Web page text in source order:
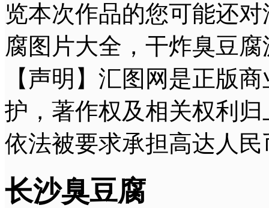
览本次作品的您可能还
腐图片大全，干炸臭豆
【声明】汇图网是正版
护，著作权及相关权利
依法被要求承担高达人
长沙臭豆腐